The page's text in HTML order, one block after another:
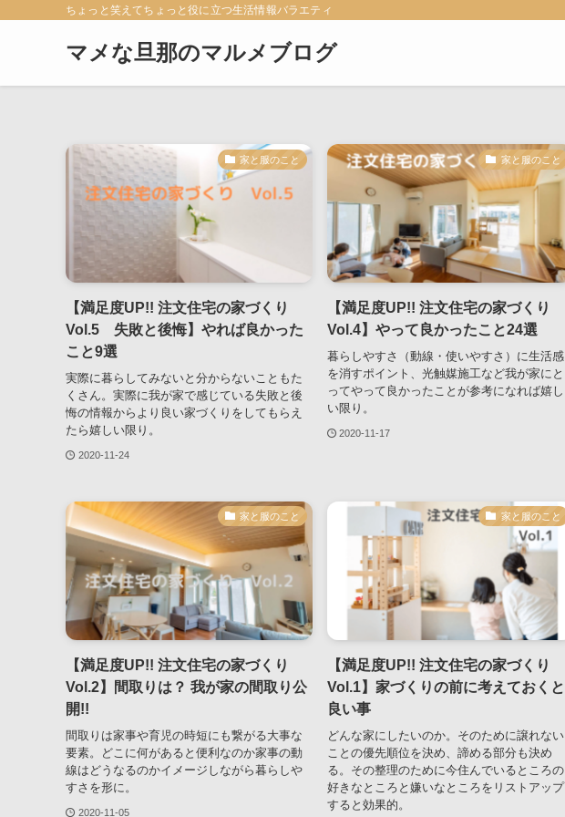
ちょっと笑えてちょっと役に立つ生活情報バラエティ
マメな旦那のマルメブログ
家と服のこと
【満足度UP!! 注文住宅の家づくり
Vol.5 失敗と後悔】やれば良かった
こと9選
実際に暮らしてみないと分からないこともた
くさん。実際に我が家で感じている失敗と後
悔の情報からより良い家づくりをしてもらえ
たら嬉しい限り。
2020-11-24
家と服のこと
【満足度UP!! 注文住宅の家づくり
Vol.4】やって良かったこと24選
暮らしやすさ（動線・使いやすさ）に生活感
を消すポイント、光触媒施工など我が家にと
ってやって良かったことが参考になれば嬉し
い限り。
2020-11-17
家と服のこと
【満足度UP!! 注文住宅の家づくり
Vol.2】間取りは？ 我が家の間取り公
開!!
間取りは家事や育児の時短にも繋がる大事な
要素。どこに何があると便利なのか家事の動
線はどうなるのかイメージしながら暮らしや
すさを形に。
2020-11-05
家と服のこと
【満足度UP!! 注文住宅の家づくり
Vol.1】家づくりの前に考えておくと
良い事
どんな家にしたいのか。そのために譲れない
ことの優先順位を決め、諦める部分も決め
る。その整理のために今住んでいるところの
好きなところと嫌いなところをリストアップ
すると効果的。